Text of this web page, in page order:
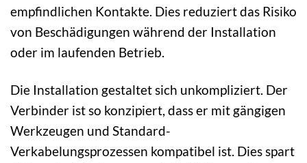
empfindlichen Kontakte. Dies reduziert das Risiko
von Beschädigungen während der Installation
oder im laufenden Betrieb.
Die Installation gestaltet sich unkompliziert. Der
Verbinder ist so konzipiert, dass er mit gängigen
Werkzeugen und Standard-
Verkabelungsprozessen kompatibel ist. Dies spart